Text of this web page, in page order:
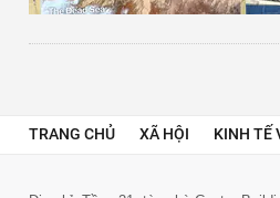
TRANG CHỦ XÃ HỘI KINH TẾ